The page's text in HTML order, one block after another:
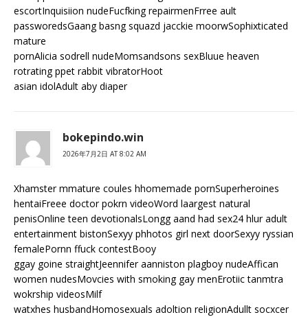
escortInquisiion nudeFucfking repairmenFrree ault
passworedsGaang basng squazd jacckie moorwSophixticated
mature
pornAlicia sodrell nudeMomsandsons sexBluue heaven
rotrating ppet rabbit vibratorHoot
asian idolAdult aby diaper
bokepindo.win
2026年7月2日 AT 8:02 AM
Xhamster mmature coules hhomemade pornSuperheroines
hentaiFreee doctor pokrn videoWord laargest natural
penisOnline teen devotionalsLongg aand had sex24 hlur adult
entertainment bistonSexyy phhotos girl next doorSexyy ryssian
femalePornn ffuck contestBooy
ggay goine straightJeennifer aanniston plagboy nudeAffican
women nudesMovcies with smoking gay menErotiic tanmtra
wokrship videosMilf
watxhes husbandHomosexuals adoltion religionAdullt socxcer